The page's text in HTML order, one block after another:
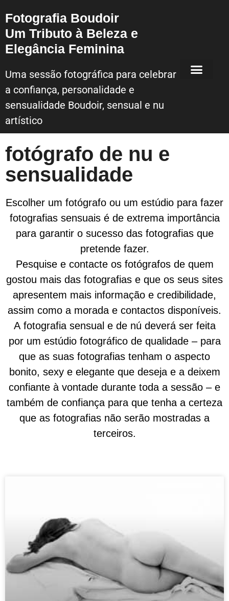
Fotografia Boudoir
Um Tributo à Beleza e
Elegância Feminina
Uma sessão fotográfica para celebrar
a confiança, personalidade e
sensualidade Boudoir, sensual e nu
artístico
fotógrafo de nu e
sensualidade
Escolher um fotógrafo ou um estúdio para fazer
fotografias sensuais é de extrema importância
para garantir o sucesso das fotografias que
pretende fazer.
Pesquise e contacte os fotógrafos de quem
gostou mais das fotografias e que os seus sites
apresentem mais informação e credibilidade,
assim como a morada e contactos disponíveis.
A fotografia sensual e de nú deverá ser feita
por um estúdio fotográfico de qualidade – para
que as suas fotografias tenham o aspecto
bonito, sexy e elegante que deseja e a deixem
confiante à vontade durante toda a sessão – e
também de confiança para que tenha a certeza
que as fotografias não serão mostradas a
terceiros.